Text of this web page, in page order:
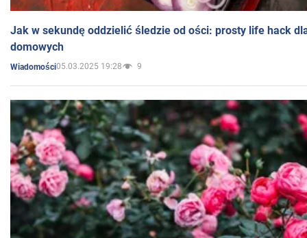
Jak w sekundę oddzielić śledzie od ości: prosty life hack
domowych
Wiadomości05.03.2025 19:28 9